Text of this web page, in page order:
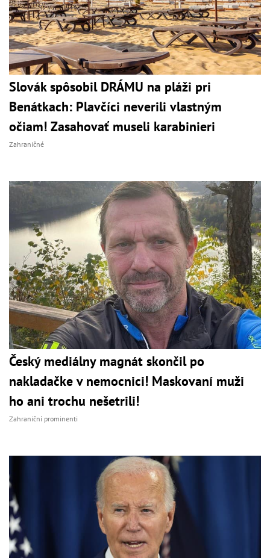
Slovák spôsobil DRÁMU na pláži pri
Benátkach: Plavčíci neverili vlastným
očiam! Zasahovať museli karabinieri
Zahraničné
Český mediálny magnát skončil po
nakladačke v nemocnici! Maskovaní muži
ho ani trochu nešetrili!
Zahraniční prominenti